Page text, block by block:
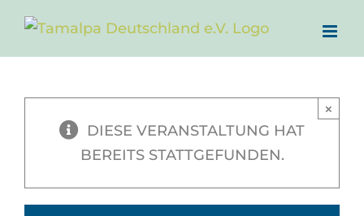
Inhalt
springen
DIESE VERANSTALTUNG HAT
BEREITS STATTGEFUNDEN.
×